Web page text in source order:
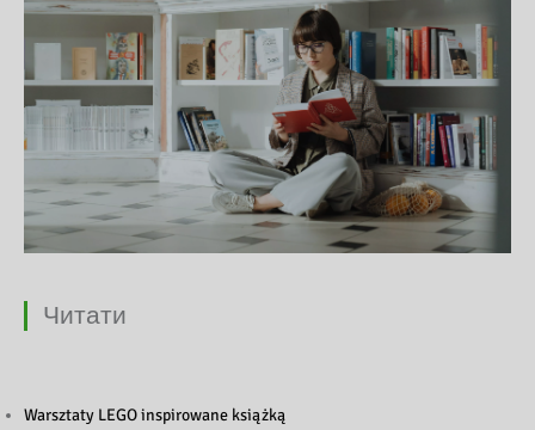
Читати
Warsztaty LEGO inspirowane książką